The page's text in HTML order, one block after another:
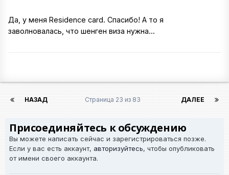
Да, у меня Residence card. Спасибо! А то я
заволновалась, что шенген виза нужна...
НАЗАД ДАЛЕЕ
Страница 23 из 83
Присоединяйтесь к обсуждению
Вы можете написать сейчас и зарегистрироваться позже.
Если у вас есть аккаунт, авторизуйтесь, чтобы опубликовать
от имени своего аккаунта.